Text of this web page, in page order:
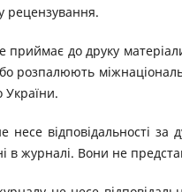
рецензування.
приймає до друку
розпалюють
України.
несе відповідальності
в журналі. Вони не